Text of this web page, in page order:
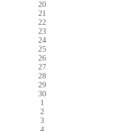
20
21
22
23
24
25
26
27
28
29
30
1
2
3
4